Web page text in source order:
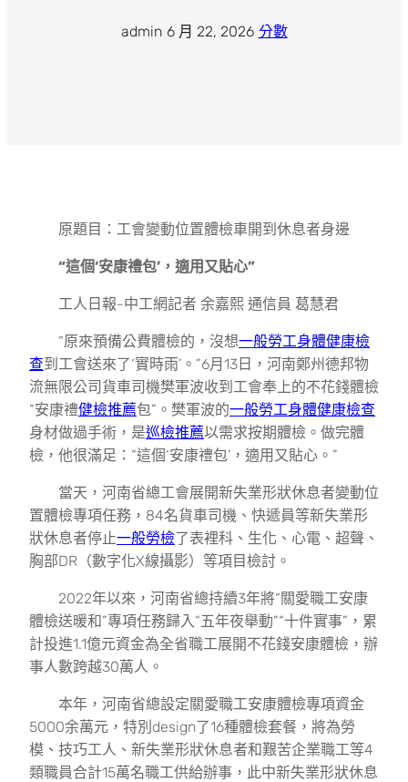
admin· 6 月 22, 2026· 分數
原題目：工會變動位置體檢車開到休息者身邊
“這個‘安康禮包’，適用又貼心”
工人日報-中工網記者 余嘉熙 通信員 葛慧君
“原來預備公費體檢的，沒想一般勞工身體健康檢
查到工會送來了‘實時雨’。”6月13日，河南鄭州德邦物
流無限公司貨車司機樊軍波收到工會奉上的不花錢體檢
“安康禮健檢推薦包”。樊軍波的一般勞工身體健康檢查
身材做過手術，是巡檢推薦以需求按期體檢。做完體
檢，他很滿足：“這個‘安康禮包’，適用又貼心。”
當天，河南省總工會展開新失業形狀休息者變動位
置體檢專項任務，84名貨車司機、快遞員等新失業形
狀休息者停止一般勞檢了表裡科、生化、心電、超聲、
胸部DR（數字化X線攝影）等項目檢討。
2022年以來，河南省總持續3年將“關愛職工安康
體檢送暖和”專項任務歸入“五年夜舉動”“十件實事”，累
計投進1.1億元資金為全省職工展開不花錢安康體檢，辦
事人數跨越30萬人。
本年，河南省總設定關愛職工安康體檢專項資金
5000余萬元，特別design了16種體檢套餐，將為勞
模、技巧工人、新失業形狀休息者和艱苦企業職工等4
類職員合計15萬名職工供給辦事，此中新失業形狀休息